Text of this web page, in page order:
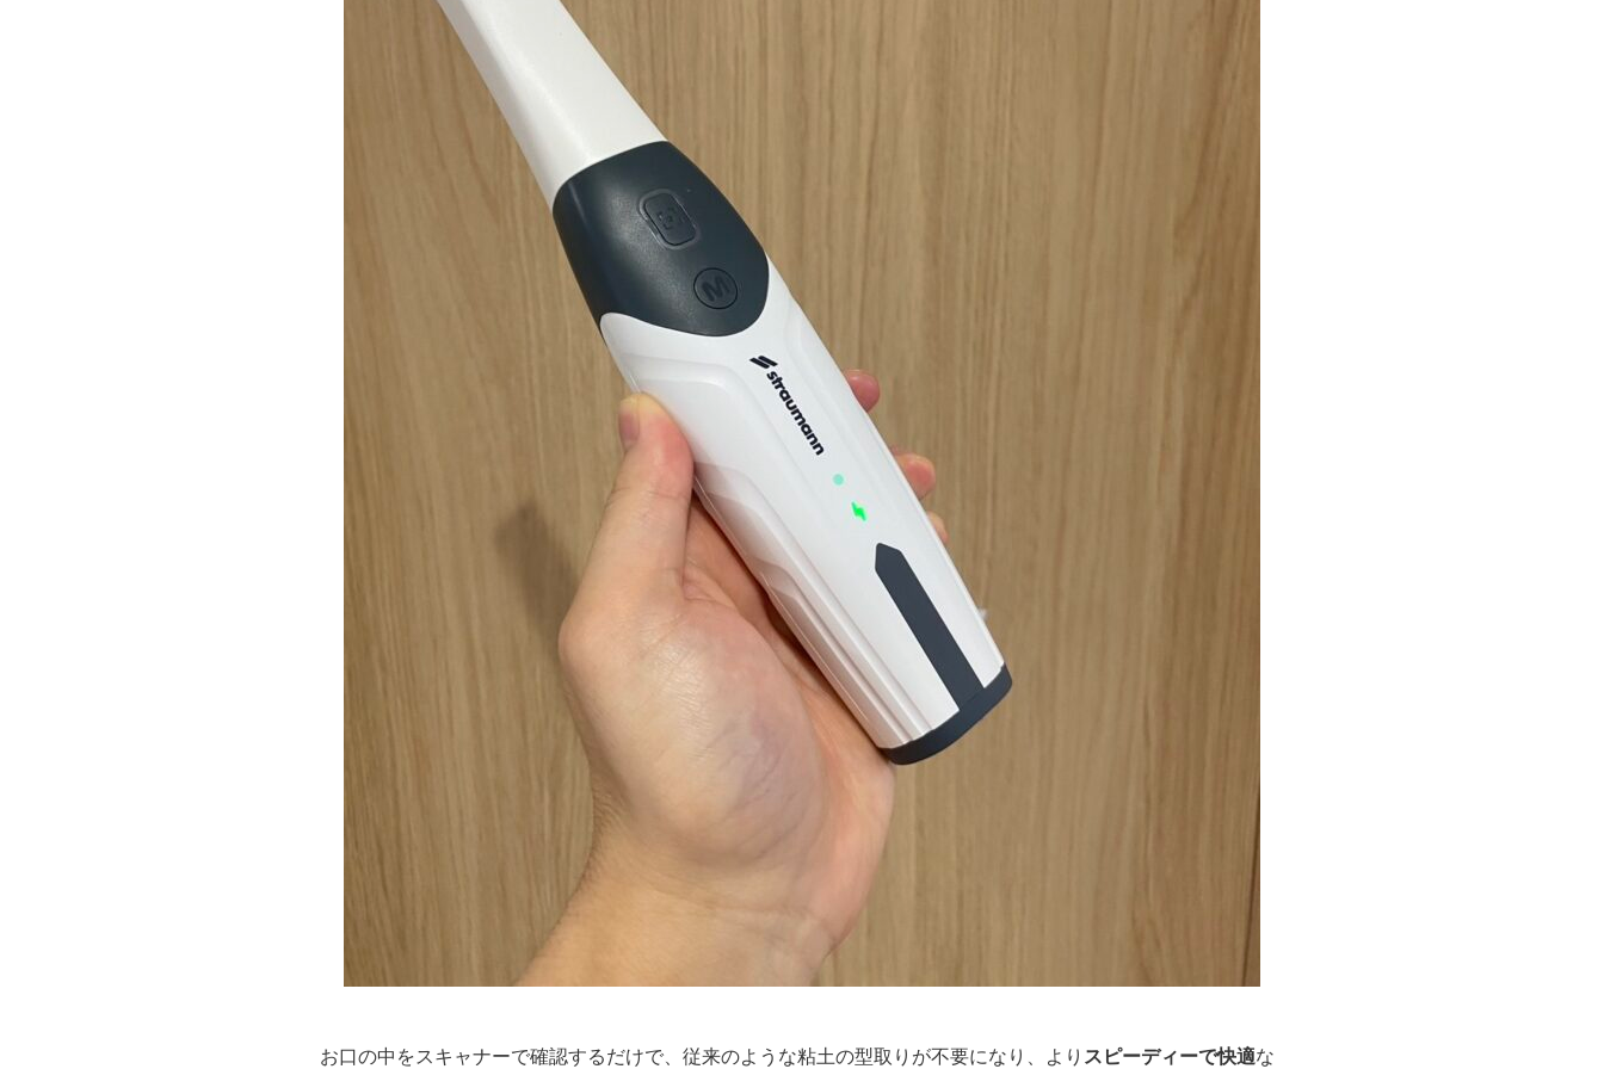
お口の中をスキャナーで確認するだけで、従来のような粘土の型取りが不要になり、より スピーディーで快適な